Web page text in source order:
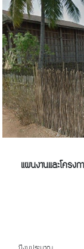
แผนงานและโครงก